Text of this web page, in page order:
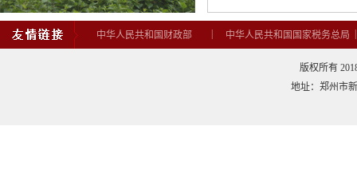
中华人民共和国财政部 中华人民共和国国家税务总局
版权所有
地址：郑州市